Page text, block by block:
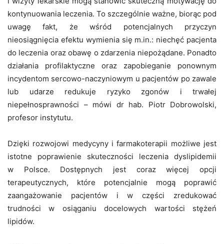
kontynuowania leczenia. To szczególnie ważne, biorąc pod
uwagę fakt, że wśród potencjalnych przyczyn
nieosiągnięcia efektu wymienia się m.in.: niechęć pacjenta
do leczenia oraz obawę o zdarzenia niepożądane. Ponadto
działania profilaktyczne oraz zapobieganie ponownym
incydentom sercowo-naczyniowym u pacjentów po zawale
lub udarze redukuje ryzyko zgonów i trwałej
niepełnosprawności – mówi dr hab. Piotr Dobrowolski,
profesor instytutu.
Dzięki rozwojowi medycyny i farmakoterapii możliwe jest
istotne poprawienie skuteczności leczenia dyslipidemii
w Polsce. Dostępnych jest coraz więcej opcji
terapeutycznych, które potencjalnie mogą poprawić
zaangażowanie pacjentów i w części zredukować
trudności w osiąganiu docelowych wartości stężeń
lipidów.